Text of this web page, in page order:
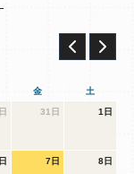
金 土
31日 1日
7日 8日